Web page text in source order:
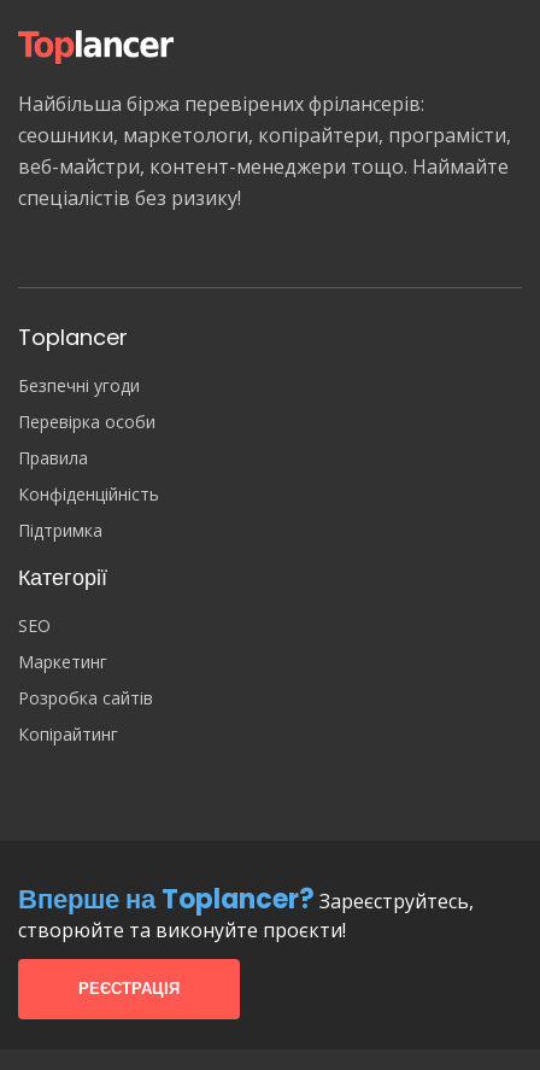
Найбільша біржа перевірених фрілансерів:
сеошники, маркетологи, копірайтери, програмісти,
веб-майстри, контент-менеджери тощо. Наймайте
спеціалістів без ризику!
Toplancer
Безпечні угоди
Перевірка особи
Правила
Конфіденційність
Підтримка
Категорії
SEO
Маркетинг
Розробка сайтів
Копірайтинг
Вперше на Toplancer? Зареєструйтесь,
створюйте та виконуйте проєкти!
РЕЄСТРАЦІЯ